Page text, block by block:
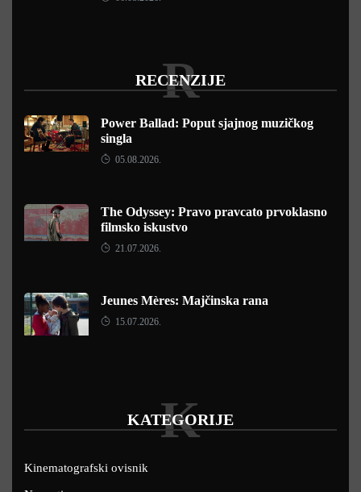
RECENZIJE
R
Power Ballad: Poput sjajnog muzičkog
singla
05.08.2026.
The Odyssey: Pravo pravcato prvoklasno
filmsko iskustvo
21.07.2026.
Jeunes Mères: Majčinska rana
15.07.2026.
KATEGORIJE
K
Kinematografski ovisnik